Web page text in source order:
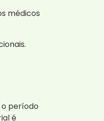
médicos
período
é